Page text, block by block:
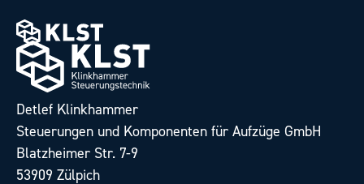
Detlef Klinkhammer
Steuerungen und Komponenten für Aufzüge GmbH
Blatzheimer Str. 7-9
53909 Zülpich